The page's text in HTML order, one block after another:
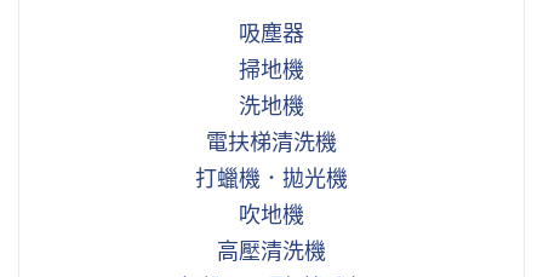
吸塵器
掃地機
洗地機
電扶梯清洗機
打蠟機．拋光機
吹地機
高壓清洗機